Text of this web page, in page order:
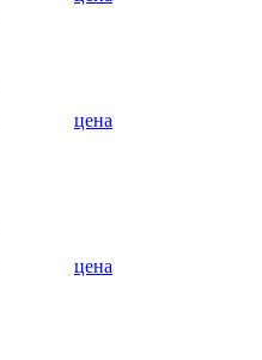
цена
цена